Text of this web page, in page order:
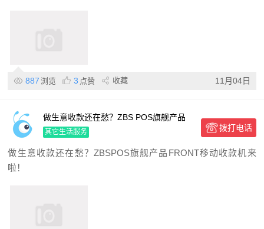
887 浏览 3 点赞 收藏 11月04日
做生意收款还在愁？ZBS POS旗舰产品
FRONT 移动收款机来啦！极速开通、低
费率，全行业支持
其它生活服务 拨打电话
做生意收款还在愁？ZBSPOS旗舰产品FRONT移动收款机来
啦！